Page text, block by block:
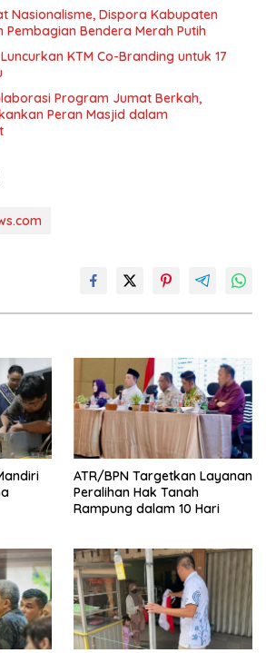
Nasionalisme, Dispora Kabupaten
Bendera Merah Putih
KTM Co-Branding untuk 17
Program Jumat Berkah,
Peran Masjid dalam
ATR/BPN Targetkan Layanan
Peralihan Hak Tanah
Rampung dalam 10 Hari